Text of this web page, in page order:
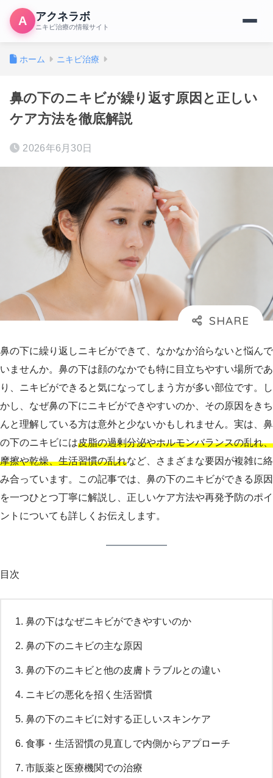
A アクネラボ
ニキビ治療の情報サイト
ホーム ニキビ治療
鼻の下のニキビが繰り返す原因と正しい
ケア方法を徹底解説
2026年6月30日
鼻の下に繰り返しニキビができて、なかなか治らないと悩んで
いませんか。鼻の下は顔のなかでも特に目立ちやすい場所であ
り、ニキビができると気になってしまう方が多い部位です。し
かし、なぜ鼻の下にニキビができやすいのか、その原因をきち
んと理解している方は意外と少ないかもしれません。実は、鼻
の下のニキビには皮脂の過剰分泌やホルモンバランスの乱れ、
摩擦や乾燥、生活習慣の乱れなど、さまざまな要因が複雑に絡
み合っています。この記事では、鼻の下のニキビができる原因
を一つひとつ丁寧に解説し、正しいケア方法や再発予防のポイ
ントについても詳しくお伝えします。
目次
鼻の下はなぜニキビができやすいのか
鼻の下のニキビの主な原因
鼻の下のニキビと他の皮膚トラブルとの違い
ニキビの悪化を招く生活習慣
鼻の下のニキビに対する正しいスキンケア
食事・生活習慣の見直しで内側からアプローチ
市販薬と医療機関での治療